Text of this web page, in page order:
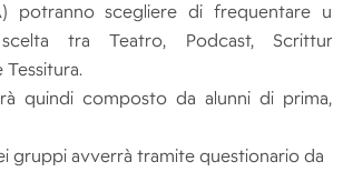
potranno scegliere di frequentare un
tra Teatro, Podcast, Scrittura
quindi composto da alunni di prima,
gruppi avverrà tramite questionario da